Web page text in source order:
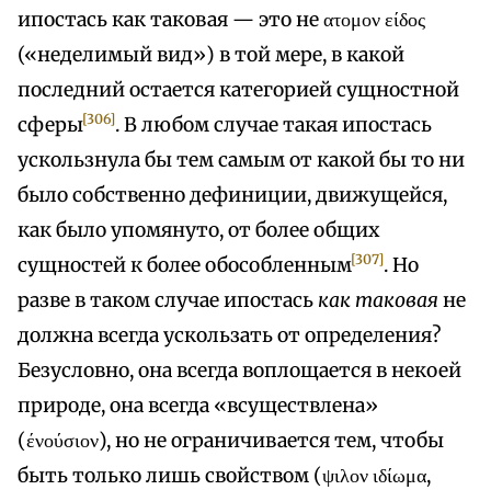
ипостась как таковая — это не ατομον είδος
(«неделимый вид») в той мере, в какой
последний остается категорией сущностной
сферы[306]. В любом случае такая ипостась
ускользнула бы тем самым от какой бы то ни
было собственно дефиниции, движущейся,
как было упомянуто, от более общих
сущностей к более обособленным[307]. Но
разве в таком случае ипостась как таковая не
должна всегда ускользать от определения?
Безусловно, она всегда воплощается в некоей
природе, она всегда «всуществлена»
(ένούσιον), но не ограничивается тем, чтобы
быть только лишь свойством (ψιλον ιδίωμα,